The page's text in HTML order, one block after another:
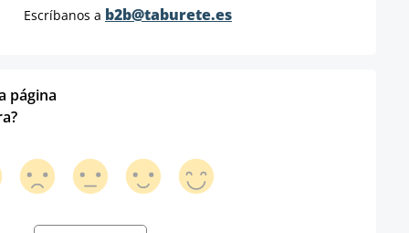
Escríbanos a b2b@taburete.es
página